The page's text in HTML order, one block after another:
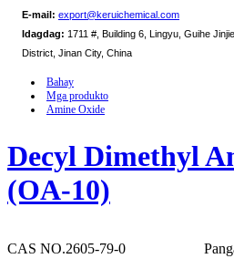
E-mail: export@keruichemical.com
Idagdag: 1711 #, Building 6, Lingyu, Guihe
District, Jinan City, China
Bahay
Mga produkto
Amine Oxide
Decyl Dimethyl
(OA-10)
CAS NO.2605-79-0